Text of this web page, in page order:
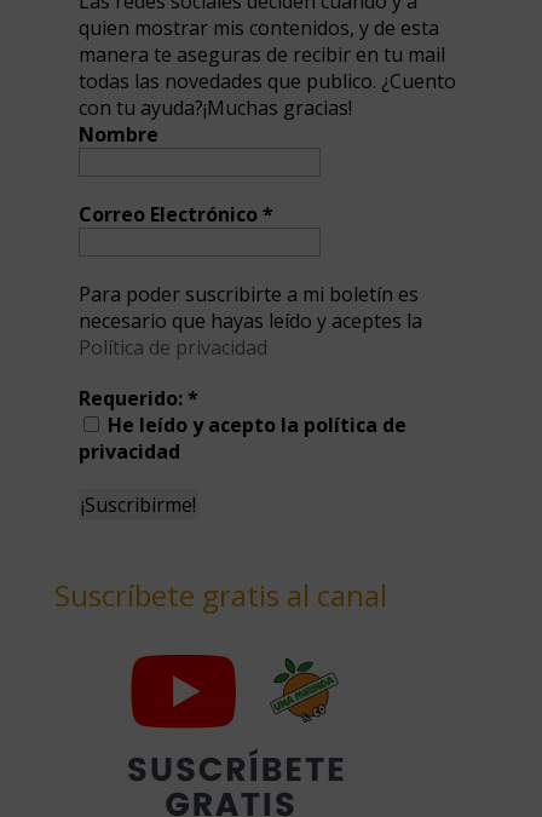
quien mostrar mis contenidos, y de esta
manera te aseguras de recibir en tu mail
todas las novedades que publico. ¿Cuento
con tu ayuda?¡Muchas gracias!
Nombre
Correo Electrónico*
Para poder suscribirte a mi boletín es
necesario que hayas leído y aceptes la
Política de privacidad
Requerido:*
He leído y acepto la política de
privacidad
Suscríbete gratis al canal